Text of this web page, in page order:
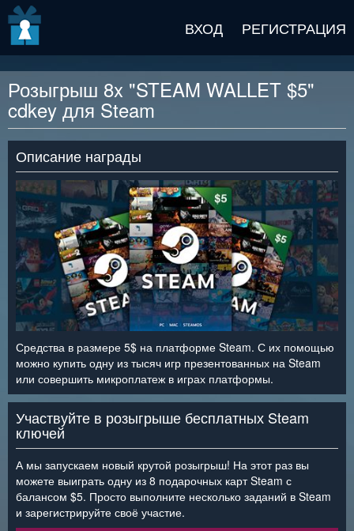
ВХОД РЕГИСТРАЦИЯ
Розыгрыш 8x "STEAM WALLET $5"
cdkey для Steam
Описание награды
Средства в размере 5$ на платформе Steam. С их помощью
можно купить одну из тысяч игр презентованных на Steam
или совершить микроплатеж в играх платформы.
Участвуйте в розыгрыше бесплатных Steam
ключей
А мы запускаем новый крутой розыгрыш! На этот раз вы
можете выиграть одну из 8 подарочных карт Steam с
балансом $5. Просто выполните несколько заданий в Steam
и зарегистрируйте своё участие.